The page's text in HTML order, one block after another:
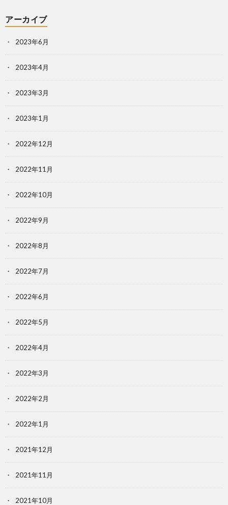
アーカイブ
2023年6月
2023年4月
2023年3月
2023年1月
2022年12月
2022年11月
2022年10月
2022年9月
2022年8月
2022年7月
2022年6月
2022年5月
2022年4月
2022年3月
2022年2月
2022年1月
2021年12月
2021年11月
2021年10月